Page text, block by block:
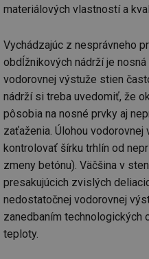
materiálových vlastností a
Vychádzajúc z nesprávneho
obdĺžnikových nádrží je
vodorovnej výstuže stien
nádrží si treba uvedomiť, že
pôsobia na nosné prvky aj
zaťaženia. Úlohou
kontrolovať šírku trhlín od
zmeny betónu). Väčšina v
presakujúcich zvislých
nedostatočnej vodorovnej
zanedbaním technologických
teploty.